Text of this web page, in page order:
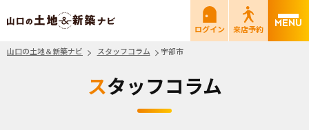
山口の土地＆新築ナビ
ログイン
来店予約
山口の土地＆新築ナビ
スタッフコラム 宇部市
スタッフコラム